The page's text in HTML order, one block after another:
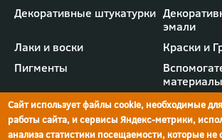
Футер
-
меню
"Товары"
Декоративные штукатурки
эмали
Лаки и воски
Краски и
Пигменты
материалы
Сайт использует файлы cookie, необходимые
работы сайта, и сервисы Яндекс-метрики,
анализа статистики посещаемости, которые не